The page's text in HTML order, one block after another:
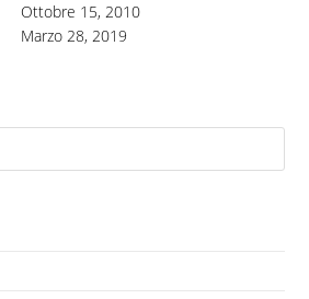
Ottobre 15, 2010
Marzo 28, 2019